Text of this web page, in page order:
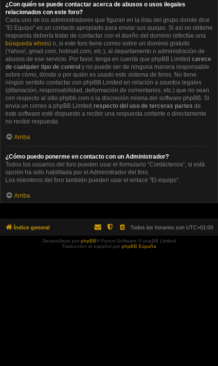
¿Con quién se puede contactar acerca de abusos o usos ilegales
relacionados con este foro?
Cada uno de los administradores que figuran en la lista del grupo donde dice
"El Equipo" es un contacto apropiado para enviar sus quejas. Si así no obtiene
respuesta debería tratar de contactar con el dueño del dominio (efectúe una
búsqueda whois) o, si este foro tiene correo sobre un dominio gratuito
(Yahoo!, gmail.com, hotmail.com, etc.), al departamento o administración de
abusos de ese servicio. Por favor, tenga en cuenta que phpBB Limited carece
de cualquier tipo de control y no puede ser de ninguna manera responsable
sobre cómo, dónde o por quién es usado este sistema de foros. No tiene
ningún sentido contactar con phpBB Limited en relación a asuntos legales
(difamación, responsabilidad, deformación de comentarios, etc.) que no sean
con respecto al sitio phpbb.com o la discreción misma del software phpBB. Si
envia un correo a phpBB Limited respecto del uso de terceras partes de
este software esté dispuesto a recibir una respuesta cortante o directamente
no recibir respuesta.
Arriba
¿Cómo puedo ponerme en contacto con un Administrador?
Todos los usuarios del foro pueden usar el formulario “Contáctenos”, si está
opción ha sido habilitada por el Administrador del foro.
Los miembros del foro también pueden usar el enlace "El equipo".
Arriba
Índice general Todos los horarios son UTC+01:00
Desarrollado por phpBB® Forum Software © phpBB Limited
Traducción al español por phpBB España